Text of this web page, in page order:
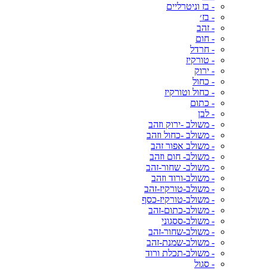
- בז וניטרליים
- בז׳
- זהב
- חום
- חרדל
- טורקיז
- ירוק
- כחול
- כחול וטורקיז
- כתום
- לבן
- משולב -ירוק וזהב
- משולב -כחול וזהב
- משולב אפור זהב
- משולב- חום וזהב
- משולב- שחור-זהב
- משולב-ורוד וזהב
- משולב-טורקיז-זהב
- משולב-טורקיז-כסף
- משולב-כתום-זהב
- משולב-ססגוני
- משולב-שחור-זהב
- משולב-שמנת-זהב
- משולב-תכלת ורוד
- סגול